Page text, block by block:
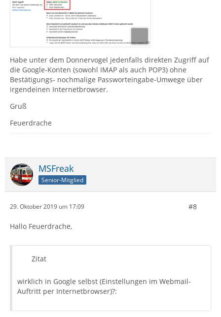
Habe unter dem Donnervogel jedenfalls direkten Zugriff auf
die Google-Konten (sowohl IMAP als auch POP3) ohne
Bestätigungs- nochmalige Passworteingabe-Umwege über
irgendeinen Internetbrowser.
Gruß
Feuerdrache
MSFreak
Senior-Mitglied
29. Oktober 2019 um 17:09 #8
Hallo Feuerdrache,
Zitat
wirklich in Google selbst (Einstellungen im Webmail-
Auftritt per Internetbrowser)?: